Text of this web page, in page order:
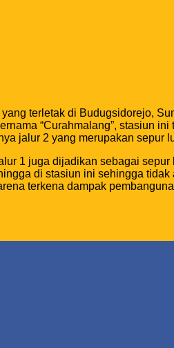
terletak di Budugsidorejo,
“Curahmalang”, stasiun
jalur 2 yang merupakan sepur
1 juga dijadikan sebagai
di stasiun ini sehingga
terkena dampak